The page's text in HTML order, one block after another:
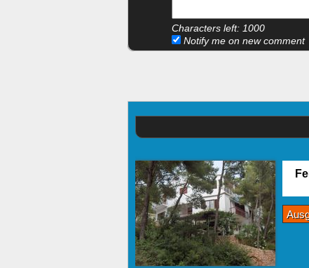
Characters left: 1000
Notify me on new comment